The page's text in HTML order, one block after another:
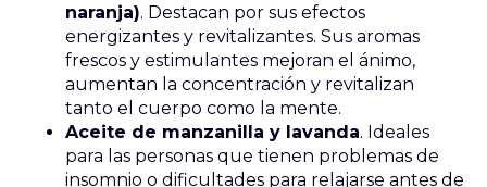
naranja). Destacan por sus efectos
energizantes y revitalizantes. Sus aromas
frescos y estimulantes mejoran el ánimo,
aumentan la concentración y revitalizan
tanto el cuerpo como la mente.
Aceite de manzanilla y lavanda. Ideales
para las personas que tienen problemas de
insomnio o dificultades para relajarse antes de